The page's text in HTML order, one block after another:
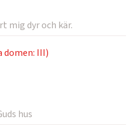
mig dyr och kär.
domen: III)
hus